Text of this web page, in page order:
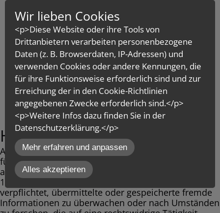
MENÜ
Haftung für Inhalte
Als Diensteanbieter sind wir gemäß § 7 Abs.1 TMG
für eigene Inhalte auf diesen Seiten nach den
allgemeinen Gesetzen verantwortlich. Nach §§ 8 bis
10 TMG sind wir als Diensteanbieter jedoch nicht
verpflichtet, übermittelte oder gespeicherte fremde
Informationen zu überwachen oder nach Umständen
Wir lieben Cookies
<p>Diese Website oder ihre Tools von
Drittanbietern verarbeiten personenbezogene
Daten (z. B. Browserdaten, IP-Adressen) und
verwenden Cookies oder andere Kennungen, die
für ihre Funktionsweise erforderlich sind und zur
Erreichung der in den Cookie-Richtlinien
angegebenen Zwecke erforderlich sind.</p>
<p>Weitere Infos dazu finden Sie in der
Datenschutzerklärung.</p>
inCMS
Mehr erfahren und anpassen
Alles akzeptieren